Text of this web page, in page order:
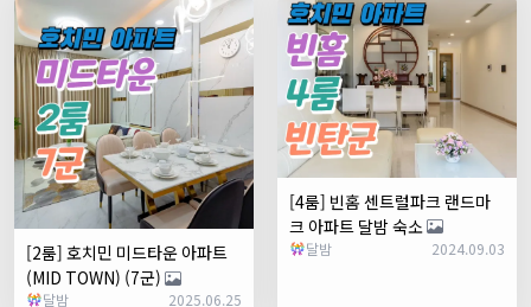
[2룸] 호치민 미드타운 아파트
(MID TOWN) (7군)
달밤 2025.06.25
[4룸] 빈홈 센트럴파크 랜드마
크 아파트 달밤 숙소
달밤 2024.09.03